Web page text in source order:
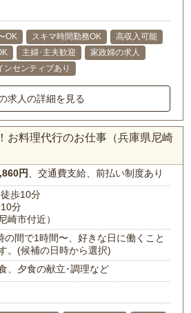
OK スキマ時間勤務OK
高収入可能
主婦･主夫歓迎
家政婦の求人
ンセンティブあり
求人の詳細を見る
お料理代行のお仕事（兵庫県尼崎
円 、交通費支給、前払い制度あり
歩10分
分
崎市付近）
の間で1時間〜、好きな日に働くこと
。(候補の日時から選択)
、夕食の献立･調理など